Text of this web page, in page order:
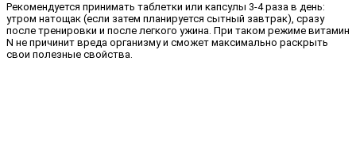
Рекомендуется принимать таблетки или капсулы 3-4 раза в день:
утром натощак (если затем планируется сытный завтрак), сразу
после тренировки и после легкого ужина. При таком режиме витамин
N не причинит вреда организму и сможет максимально раскрыть
свои полезные свойства.